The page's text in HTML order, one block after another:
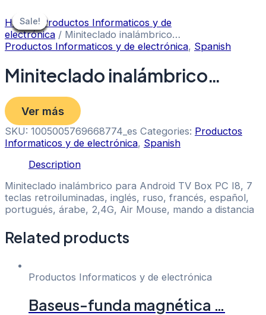
to
content
Sale!
Home/ Productos Informaticos y de
electrónica / Miniteclado inalámbrico…
Productos Informaticos y de electrónica, Spanish
Miniteclado inalámbrico…
Ver más
SKU: 1005005769668774_es Categories: Productos
Informaticos y de electrónica, Spanish
Description
Miniteclado inalámbrico para Android TV Box PC I8, 7
teclas retroiluminadas, inglés, ruso, francés, español,
portugués, árabe, 2,4G, Air Mouse, mando a distancia
Related products
Sale!
Sale!
Productos Informaticos y de electrónica
Baseus-funda magnética …
Sale!
Sale!
Sale!
Sale!
Sale!
Sale!